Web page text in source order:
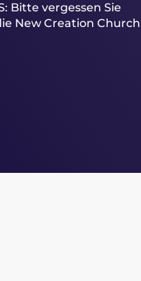
Bitte vergessen Sie
New Creation Church